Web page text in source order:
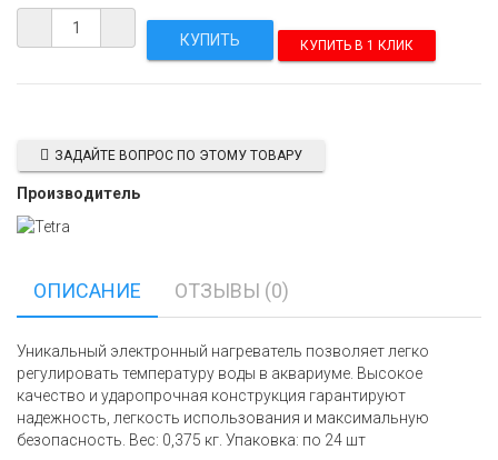
КУПИТЬ В 1 КЛИК
ЗАДАЙТЕ ВОПРОС ПО ЭТОМУ ТОВАРУ
Производитель
ОПИСАНИЕ ОТЗЫВЫ (0)
Уникальный электронный нагреватель позволяет легко
регулировать температуру воды в аквариуме. Высокое
качество и ударопрочная конструкция гарантируют
надежность, легкость использования и максимальную
безопасность. Вес: 0,375 кг. Упаковка: по 24 шт